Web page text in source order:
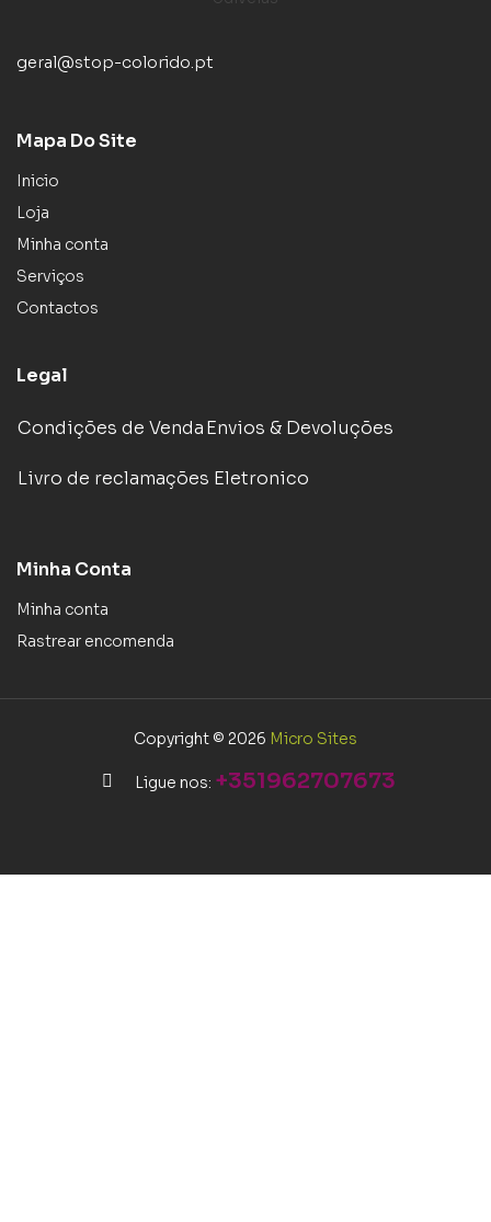
geral@stop-colorido.pt
Mapa Do Site
Inicio
Loja
Minha conta
Serviços
Contactos
Legal
Condições de VendaEnvios & Devoluções
Livro de reclamações Eletronico
Minha Conta
Minha conta
Rastrear encomenda
Copyright © 2026 Micro Sites
Ligue nos: +351962707673